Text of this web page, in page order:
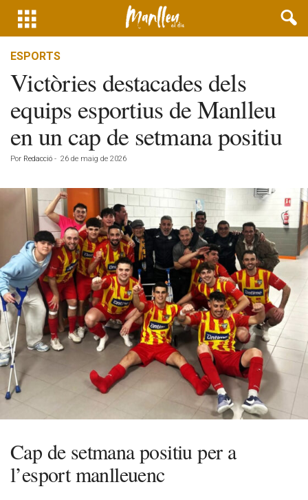
ESPORTS
Victòries destacades dels
equips esportius de Manlleu
en un cap de setmana positiu
Por Redacció - 26 de maig de 2026
Cap de setmana positiu per a
l’esport manlleuenc